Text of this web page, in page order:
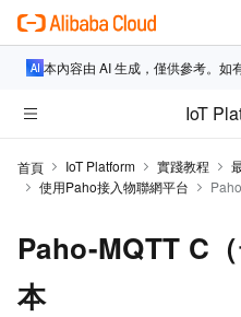
本內容由 AI 生成，僅供參考。如
IoT
首頁 IoT Platform 實踐教程
使用Paho接入物聯網平台
Paho-MQTT C
本